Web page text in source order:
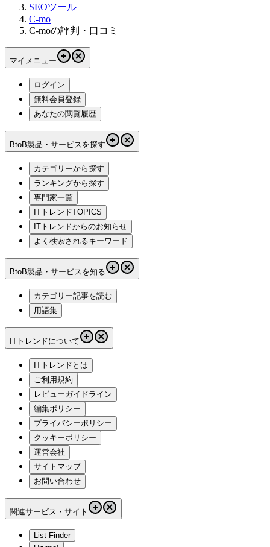
SEOツール
C-mo
C-moの評判・口コミ
マイメニュー
ログイン
無料会員登録
あなたの閲覧履歴
BtoB製品・サービスを探す
カテゴリーから探す
ランキングから探す
専門家一覧
ITトレンドTOPICS
ITトレンドからのお知らせ
よく検索されるキーワード
BtoB製品・サービスを知る
カテゴリー記事を読む
用語集
ITトレンドについて
ITトレンドとは
ご利用規約
レビューガイドライン
編集ポリシー
プライバシーポリシー
クッキーポリシー
運営会社
サイトマップ
お問い合わせ
関連サービス・サイト
List Finder